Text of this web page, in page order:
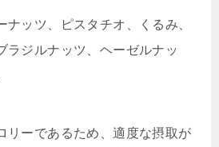
ナッツ、ピスタチオ、くるみ、
ラジルナッツ、ヘーゼルナッ
リーであるため、適度な摂取が